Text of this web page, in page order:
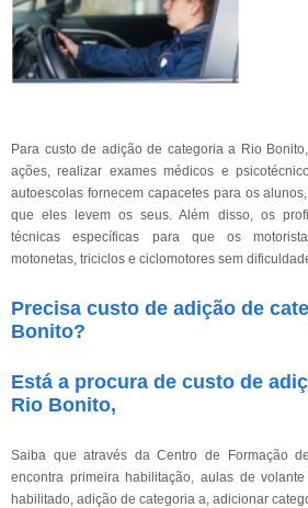
Para custo de adição de categoria a Rio
ações, realizar exames médicos e
autoescolas fornecem capacetes para os
que eles levem os seus. Além disso, os
técnicas específicas para que os
motonetas, triciclos e ciclomotores sem
Precisa custo de adição de
Bonito?
Está a procura de custo de
Rio Bonito,
Saiba que através da Centro de Formação
encontra primeira habilitação, aulas de
habilitado, adição de categoria a, adicionar